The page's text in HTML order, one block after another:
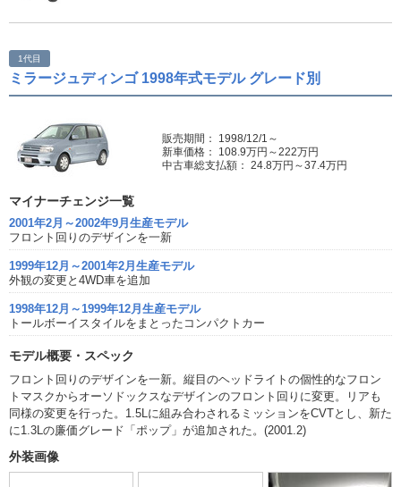
1代目
ミラージュディンゴ 1998年式モデル グレード別
販売期間： 1998/12/1～
新車価格： 108.9万円～222万円
中古車総支払額： 24.8万円～37.4万円
マイナーチェンジ一覧
2001年2月～2002年9月生産モデル
フロント回りのデザインを一新
1999年12月～2001年2月生産モデル
外観の変更と4WD車を追加
1998年12月～1999年12月生産モデル
トールボーイスタイルをまとったコンパクトカー
モデル概要・スペック
フロント回りのデザインを一新。縦目のヘッドライトの個性的なフロン
トマスクからオーソドックスなデザインのフロント回りに変更。リアも
同様の変更を行った。1.5Lに組み合わされるミッションをCVTとし、新た
に1.3Lの廉価グレード「ポップ」が追加された。(2001.2)
外装画像